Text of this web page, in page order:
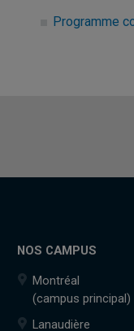
Programme
NOS CAMPUS
Montréal
(campus principal)
Lanaudière